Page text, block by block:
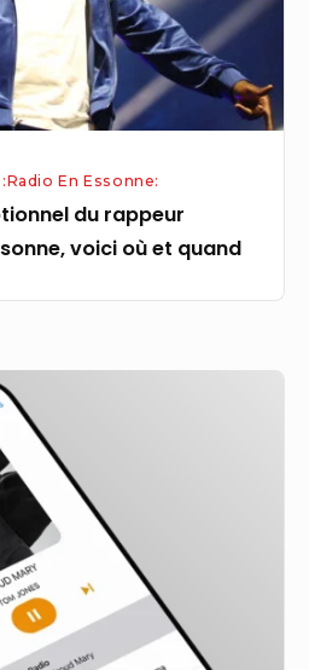
En Essonne:
du rappeur
voici où et quand